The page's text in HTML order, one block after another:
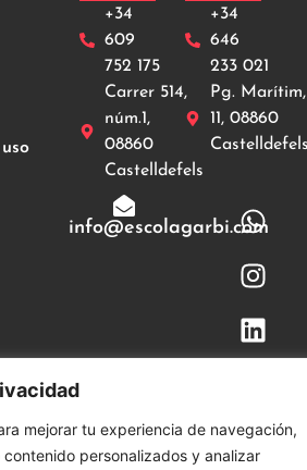
mejorar tu experiencia de navegación,
personalizados y analizar
+34
609
752 175
Carrer 514,
núm.1,
08860
Castelldefels
+34
646
233 021
Pg. Marítim,
11, 08860
info@escolagarbi.com
reservados